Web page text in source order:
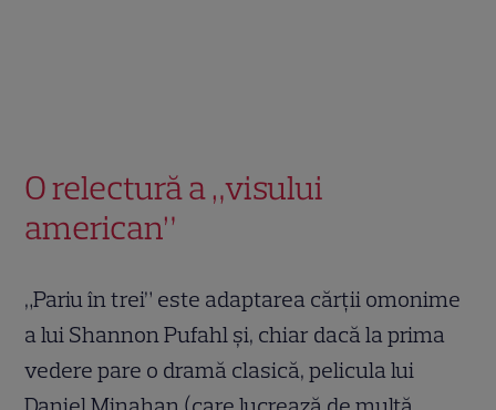
O relectură a „visului
american”
„Pariu în trei” este adaptarea cărții omonime
a lui Shannon Pufahl și, chiar dacă la prima
vedere pare o dramă clasică, pelicula lui